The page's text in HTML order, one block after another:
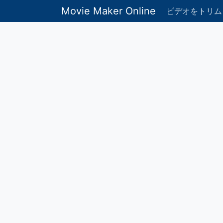
Movie Maker Online ビデオをトリム